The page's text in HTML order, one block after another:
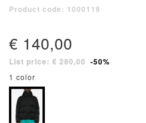
Product code: 1000119
€ 140,00
List price: € 280,00 -50%
1 color